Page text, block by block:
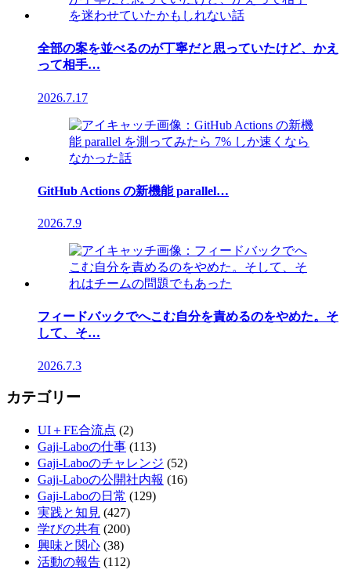
全部の案を並べるのが丁寧だと思っていたけど、かえ
って相手…
2026.7.17
GitHub Actions の新機能 parallel…
2026.7.9
フィードバックでへこむ自分を責めるのをやめた。そ
して、そ…
2026.7.3
カテゴリー
UI＋FE合流点 (2)
Gaji-Laboの仕事 (113)
Gaji-Laboのチャレンジ (52)
Gaji-Laboの公開社内報 (16)
Gaji-Laboの日常 (129)
実践と知見 (427)
学びの共有 (200)
興味と関心 (38)
活動の報告 (112)